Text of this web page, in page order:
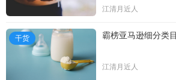
导和参与全球技术合作，支
量。
江清月近人
干货 霸榜亚马逊细分类
江清月近人